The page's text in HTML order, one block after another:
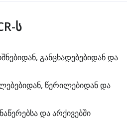
ს
განცხადებებიდან და
წერილებიდან და
და არქივებში